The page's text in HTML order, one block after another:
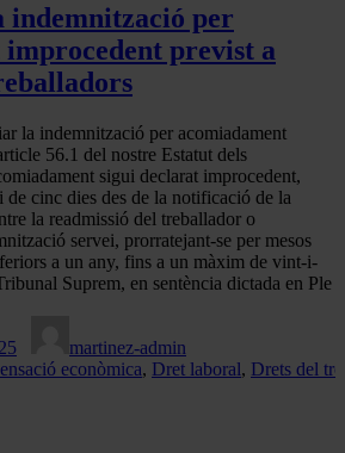
per
improcedent previst a
la indemnització per acomiadament
56.1 del nostre Estatut dels
sigui declarat improcedent,
de cinc dies des de la notificació de la
la readmissió del treballador o
servei, prorratejant-se per mesos
a un any, fins a un màxim de vint-i-
Suprem, en sentència dictada en Ple
martinez-admin
econòmica, Dret laboral, Drets del